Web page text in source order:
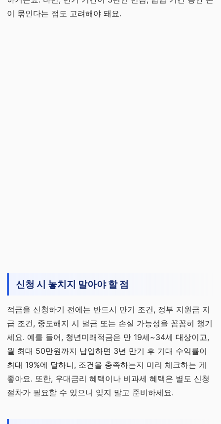
이 묶인다는 점도 고려해야 돼요.
신청 시 놓치지 말아야 할 점
적금을 신청하기 전에는 반드시 만기 조건, 정부 지원금 지
급 조건, 중도해지 시 벌금 또는 손실 가능성을 꼼꼼히 챙기
세요. 예를 들어, 청년미래적금은 만 19세~34세 대상이고,
월 최대 50만원까지 납입하면 3년 만기 후 기대 수익률이
최대 19%에 달하니, 조건을 충족하는지 미리 체크하는 게
좋아요. 또한, 우대금리 혜택이나 비과세 혜택은 별도 신청
절차가 필요할 수 있으니 잊지 말고 준비하세요.